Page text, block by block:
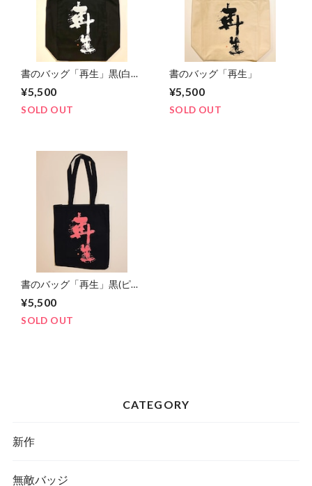
書のバッグ「再生」黒(白文
¥5,500
SOLD OUT
書のバッグ「再生」
¥5,500
SOLD OUT
書のバッグ「再生」黒(ピン
¥5,500
SOLD OUT
CATEGORY
新作
無敵バッジ